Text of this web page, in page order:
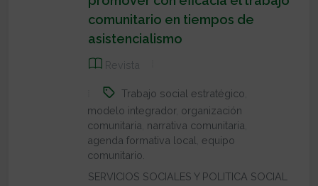
comunitario en tiempos de
asistencialismo
Revista
Trabajo social estratégico
modelo integrador, organización
comunitaria narrativa comunitaria
agenda formativa local equipo
comunitario.
SERVICIOS SOCIALES Y POLITICA SOCIAL